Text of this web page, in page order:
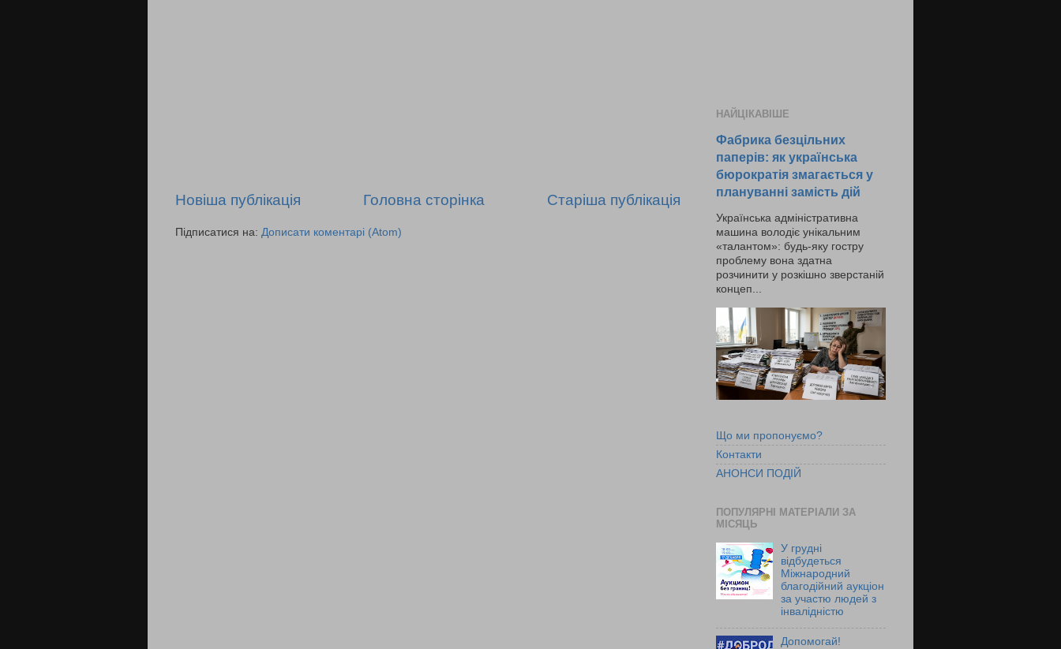
Новіша публікація Старіша публікація
Головна сторінка
Підписатися на: Дописати коментарі (Atom)
НАЙЦІКАВІШЕ
Фабрика безцільних
паперів: як українська
бюрократія змагається у
плануванні замість дій
Українська адміністративна
машина володіє унікальним
«талантом»: будь-яку гостру
проблему вона здатна
розчинити у розкішно зверстаній
концеп...
Що ми пропонуємо?
Контакти
АНОНСИ ПОДІЙ
ПОПУЛЯРНІ МАТЕРІАЛИ ЗА
МІСЯЦЬ
У грудні
відбудеться
Міжнародний
благодійний аукціон
за участю людей з
інвалідністю
Допомогай!